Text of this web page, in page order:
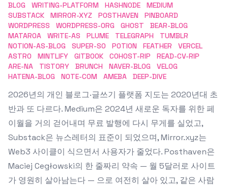
BLOG WRITING-PLATFORM HASHNODE
MEDIUM
SUBSTACK
MIRROR-XYZ POSTHAVEN
PINBOARD
WORDPRESS
WORDPRESS-ORG GHOST
BEAR-BLOG
MATAROA
WRITE-AS PLUME TELEGRAPH
TUMBLR
NOTION-AS-BLOG
SUPER-SO POTION FEATHER
VERCEL
ASTRO
MINTLIFY GITBOOK COHOST-RIP
READ-CV-RIP
ARE-NA
TISTORY BRUNCH NAVER-BLOG
VELOG
HATENA-BLOG
NOTE-COM AMEBA DEEP-DIVE
2026년의 개인 블로그·글쓰기 플랫폼 지도는 2020년대 초
반과 또 다르다. Medium은 2024년 새로운 독자를 위한 페
이월을 거의 걷어내며 무료 발행에 다시 무게를 실었고,
Substack은 뉴스레터의 표준이 되었으며, Mirror.xyz는
Web3 사이클이 식으면서 사용자가 줄었다. Posthaven은
Maciej Cegłowski의 한 줄짜리 약속 — 월 5달러로 사이트
가 영원히 살아남는다 — 으로 여전히 살아 있고, 같은 사람